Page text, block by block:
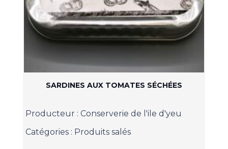
SARDINES AUX TOMATES SÉCHÉES
Producteur : Conserverie de l'ile d'yeu
Catégories : Produits salés